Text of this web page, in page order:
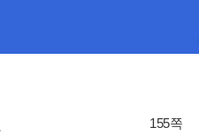
155쪽